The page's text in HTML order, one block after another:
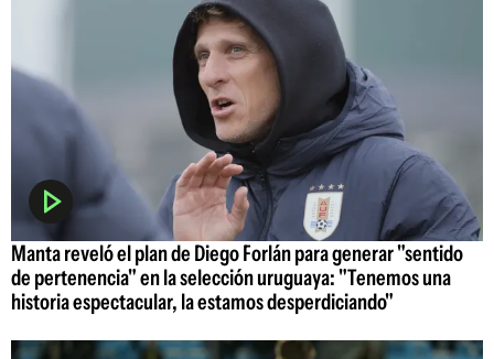
Manta reveló el plan de Diego Forlán para generar "sentido
de pertenencia" en la selección uruguaya: "Tenemos una
historia espectacular, la estamos desperdiciando"